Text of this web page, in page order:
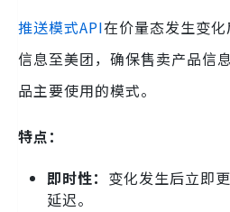
推送模式API在价量态发生变
信息至美团，确保售卖产品信
品主要使用的模式。
特点：
即时性： 变化发生后立即
延迟。